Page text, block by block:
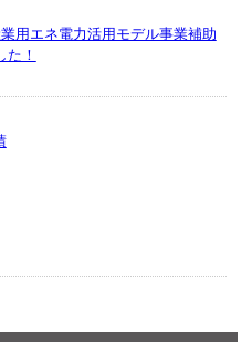
用エネ電力活用モデル事業補助
！